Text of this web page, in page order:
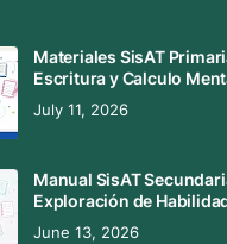
Materiales SisAT
Escritura y Calculo
July 11, 2026
Manual SisAT
Exploración de
June 13, 2026